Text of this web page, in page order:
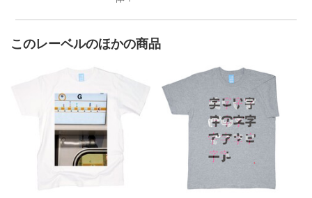
このレーベルのほかの商品